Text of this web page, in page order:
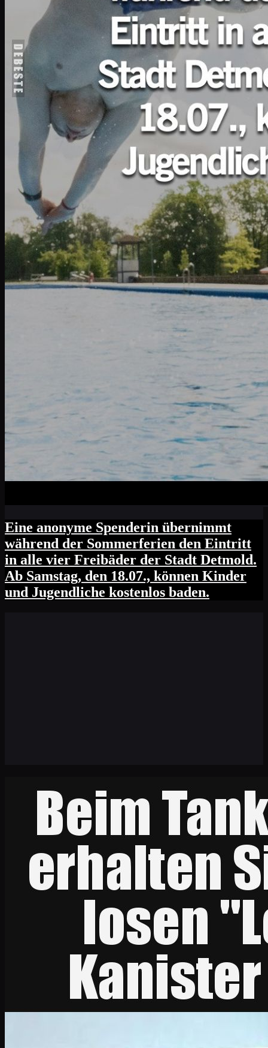
Eine anonyme Spenderin übernimmt
während der Sommerferien den Eintritt
in alle vier Freibäder der Stadt Detmold.
Ab Samstag, den 18.07., können Kinder
und Jugendliche kostenlos baden.